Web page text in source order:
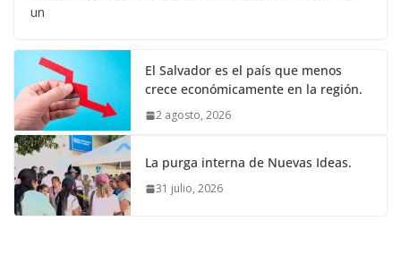
un
El Salvador es el país que menos
crece económicamente en la región.
2 agosto, 2026
La purga interna de Nuevas Ideas.
31 julio, 2026